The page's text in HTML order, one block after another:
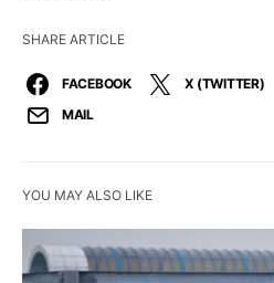
SHARE ARTICLE
FACEBOOK X (TWITTER)
MAIL
YOU MAY ALSO LIKE